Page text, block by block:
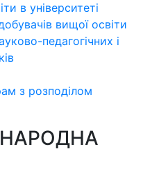
в університеті
вищої освіти
педагогічних і
з розподілoм